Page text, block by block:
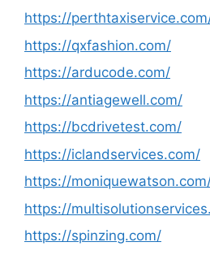
https://
https://qxfashion.com/
https://arducode.com/
https://antiagewell.com/
https://bcdrivetest.com/
https://iclandservices.com/
https://
https://
https://spinzing.com/